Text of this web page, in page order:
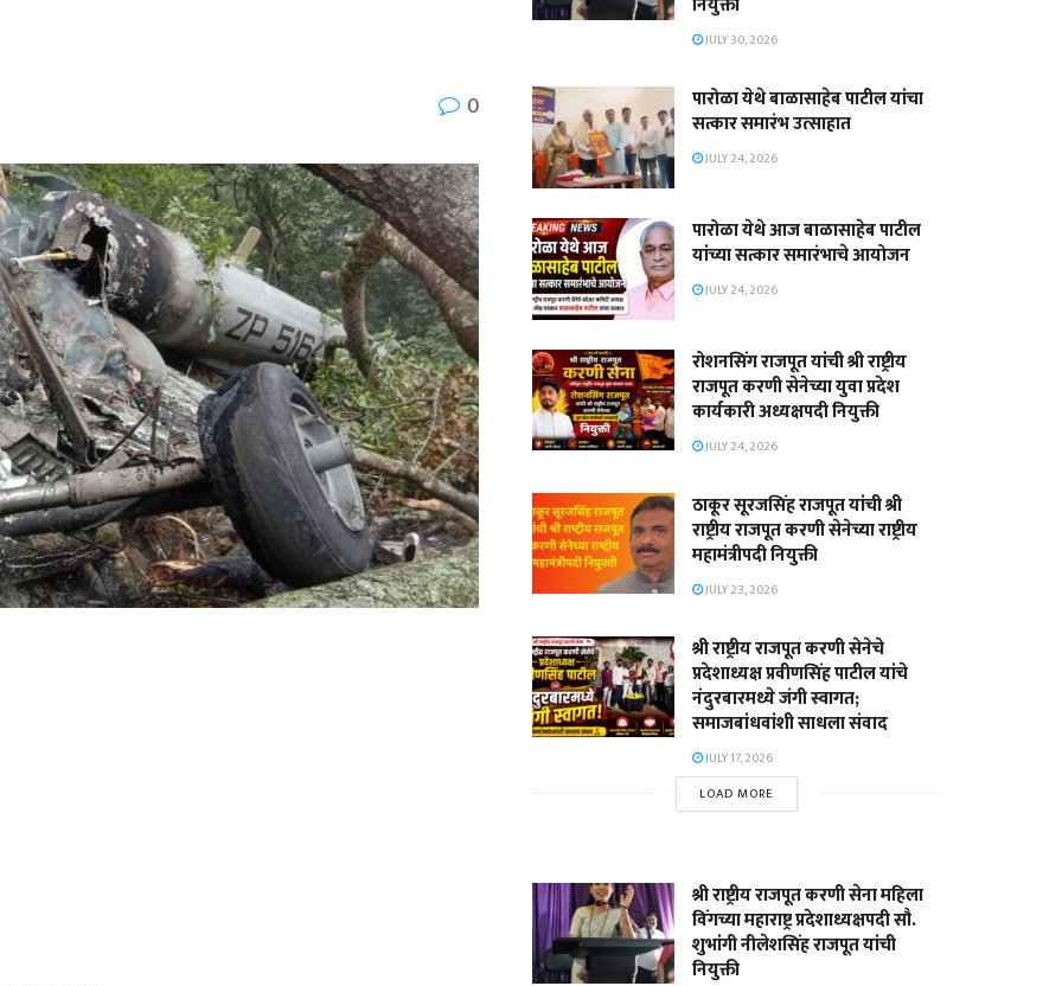
0
JULY 30, 2026
पारोळा येथे बाळासाहेब पाटील यांचा
सत्कार समारंभ उत्साहात
JULY 24, 2026
पारोळा येथे आज बाळासाहेब पाटील
यांच्या सत्कार समारंभाचे आयोजन
JULY 24, 2026
रोशनसिंग राजपूत यांची श्री राष्ट्रीय
राजपूत करणी सेनेच्या युवा प्रदेश
कार्यकारी अध्यक्षपदी नियुक्ती
JULY 24, 2026
ठाकूर सूरजसिंह राजपूत यांची श्री
राष्ट्रीय राजपूत करणी सेनेच्या राष्ट्रीय
महामंत्रीपदी नियुक्ती
JULY 23, 2026
श्री राष्ट्रीय राजपूत करणी सेनेचे
प्रदेशाध्यक्ष प्रवीणसिंह पाटील यांचे
नंदुरबारमध्ये जंगी स्वागत;
समाजबांधवांशी साधला संवाद
JULY 17, 2026
LOAD MORE
श्री राष्ट्रीय राजपूत करणी सेना महिला
विंगच्या महाराष्ट्र प्रदेशाध्यक्षपदी सौ.
शुभांगी नीलेशसिंह राजपूत यांची
नियुक्ती